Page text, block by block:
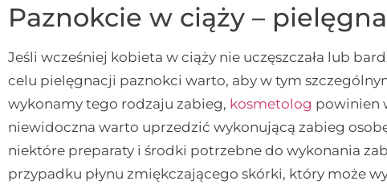
Paznokcie w ciąży –
Jeśli wcześniej kobieta w ciąży nie uczęszczała lub
celu pielęgnacji paznokci warto, aby w tym
wykonamy tego rodzaju zabieg, kosmetolog powinien
niewidoczna warto uprzedzić wykonującą zabieg
niektóre preparaty i środki potrzebne do wykonania
przypadku płynu zmiękczającego skórki, który może